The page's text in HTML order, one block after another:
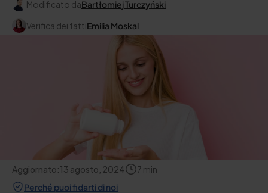
Modificato daBartłomiej Turczyński
Verifica dei fattiEmilia Moskal
Aggiornato:13 agosto, 2024 7 min
Perché puoi fidarti di noi